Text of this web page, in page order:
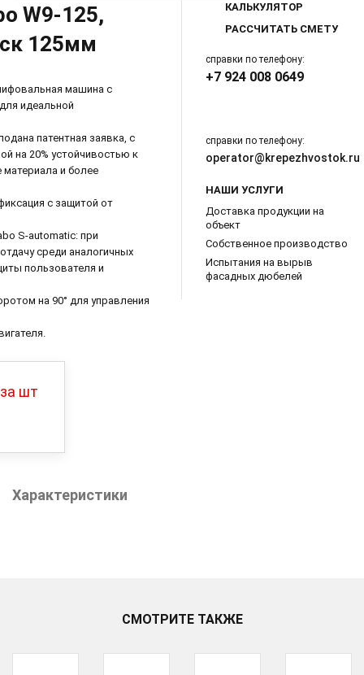
W9-125,
125мм
машина с
идеальной
патентная заявка, с
на 20% устойчивостью к
материала и более
с защитой от
S-automatic: при
среди аналогичных
пользователя и
на 90° для управления
за шт
КАЛЬКУЛЯТОР
РАССЧИТАТЬ СМЕТУ
справки по телефону:
+7 924 008 0649
справки по телефону:
operator@krepezhvostok.ru
НАШИ УСЛУГИ
Доставка продукции на
объект
Собственное производство
Испытания на вырыв
фасадных дюбелей
Характеристики
СМОТРИТЕ ТАКЖЕ